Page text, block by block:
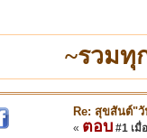
~รวมทุ
Re: สุขสันต์"
« ตอบ #1 เมื่